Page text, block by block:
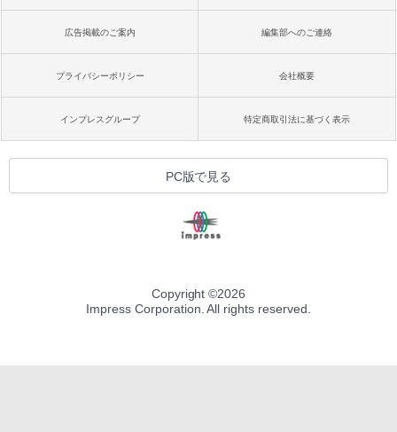
広告掲載のご案内 編集部へのご連絡
プライバシーポリシー 会社概要
インプレスグループ 特定商取引法に基づく表示
PC版で見る
Copyright ©2026
Impress Corporation. All rights reserved.